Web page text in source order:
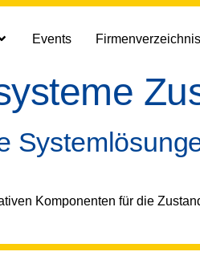
Events Firmenverzeichnis
Komponenten für die